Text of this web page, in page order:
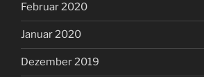
Februar 2020
Januar 2020
Dezember 2019